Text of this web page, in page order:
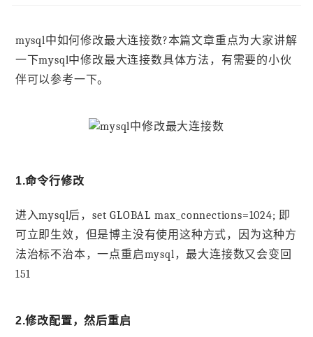
mysql中如何修改最大连接数?本篇文章重点为大家讲解
一下mysql中修改最大连接数具体方法，有需要的小伙
伴可以参考一下。
1.命令行修改
进入mysql后，set GLOBAL max_connections=1024; 即
可立即生效，但是博主没有使用这种方式，因为这种方
法治标不治本，一点重启mysql，最大连接数又会变回
151
2.修改配置，然后重启